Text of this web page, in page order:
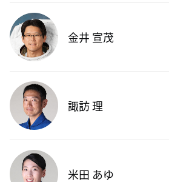
金井 宣茂
諏訪 理
米田 あゆ